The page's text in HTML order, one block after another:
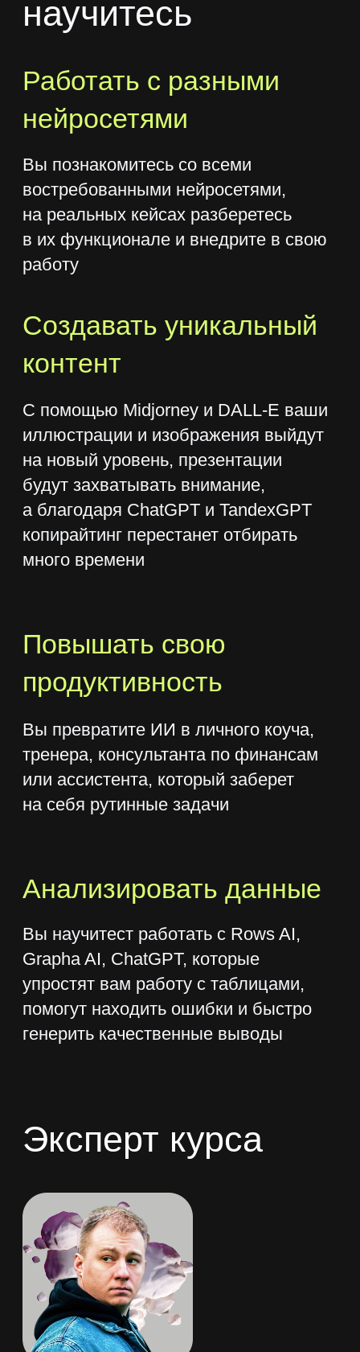
Азбука Вкуса, Lerna.
Создает и внедряет ИИ-решения:
прогнозирование продаж,
корпоративных презентаций.
Преподаватель GeekBrains и Lerna,
автор курсов по нейросетям
и digital-маркетингу.
образовательных курсов
и предприниматель.
Создадим
собственного
технологии для производства
мультимедийного контента
Получить доступ
Как проходит
обучение